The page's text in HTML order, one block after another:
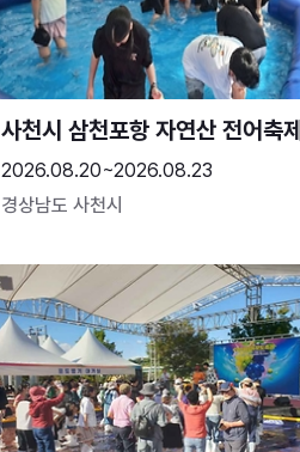
사천시 삼천포항 자연산 전어축제
2026.08.20~2026.08.23
경상남도 사천시